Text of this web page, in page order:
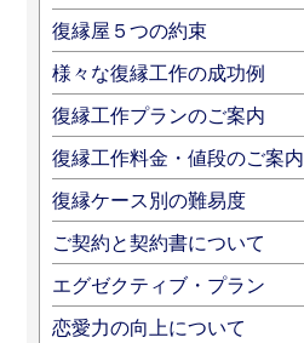
復縁屋５つの約束
様々な復縁工作の成功例
復縁工作プランのご案内
復縁工作料金・値段のご案内
復縁ケース別の難易度
ご契約と契約書について
エグゼクティブ・プラン
恋愛力の向上について